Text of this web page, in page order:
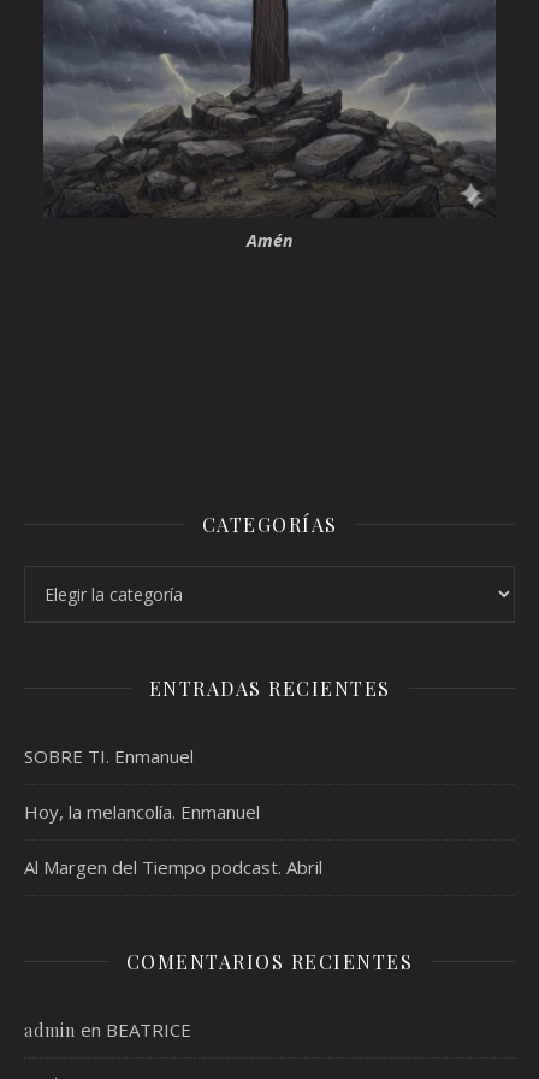
Amén
CATEGORÍAS
ENTRADAS RECIENTES
SOBRE TI. Enmanuel
Hoy, la melancolía. Enmanuel
Al Margen del Tiempo podcast. Abril
COMENTARIOS RECIENTES
admin en BEATRICE